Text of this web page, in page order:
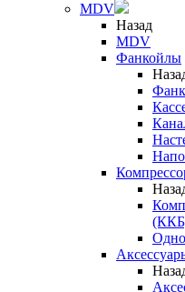
MDV
Назад
MDV
Фанкойлы